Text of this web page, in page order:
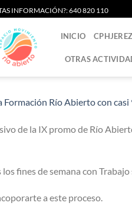
INFORMACIÓN?: 640 820 110
INICIO CPHJEREZ
OTRAS
Formación Río Abierto con
de la IX promo de Río
fines de semana con Trabajo
a este proceso.